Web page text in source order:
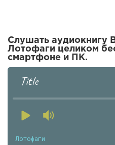
Слушать аудиокнигу
Лотофаги целиком
смартфоне и ПК.
Title
Лотофаги